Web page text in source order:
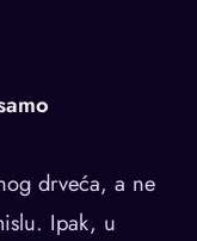
drveća, a ne
Ipak, u